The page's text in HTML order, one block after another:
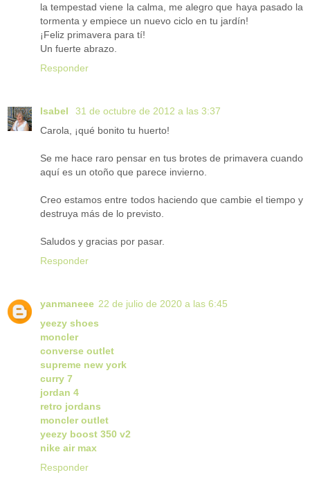
la tempestad viene la calma, me alegro que haya pasado la
tormenta y empiece un nuevo ciclo en tu jardín!
¡Feliz primavera para tí!
Un fuerte abrazo.
Responder
Isabel
31 de octubre de 2012 a las 3:37
Carola, ¡qué bonito tu huerto!
Se me hace raro pensar en tus brotes de primavera cuando
aquí es un otoño que parece invierno.
Creo estamos entre todos haciendo que cambie el tiempo y
destruya más de lo previsto.
Saludos y gracias por pasar.
Responder
yanmaneee 22 de julio de 2020 a las 6:45
yeezy shoes
moncler
converse outlet
supreme new york
curry 7
jordan 4
retro jordans
moncler outlet
yeezy boost 350 v2
nike air max
Responder